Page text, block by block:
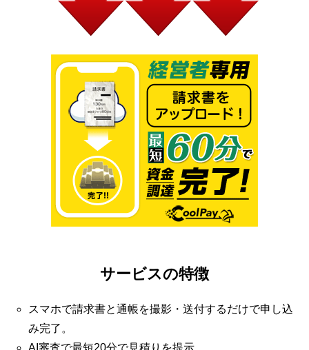
サービスの特徴
スマホで請求書と通帳を撮影・送付するだけで申し込
み完了。
AI審査で最短20分で見積りを提示。